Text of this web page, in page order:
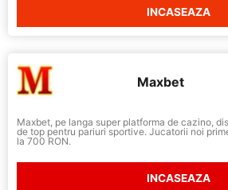
INCASEAZA
Maxbet
Maxbet, pe langa super platforma de cazino,
de top pentru pariuri sportive. Jucatorii noi
la 700 RON.
INCASEAZA